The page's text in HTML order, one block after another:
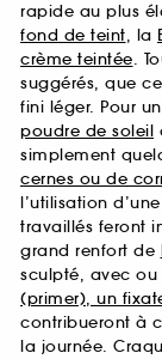
rapide au plus
fond de teint, la
crème teintée.
suggérés, que
fini léger. Pour
poudre de soleil
simplement
cernes ou de
l’utilisation d’une
travaillés feront
grand renfort de
sculpté, avec ou
(primer), un
contribueront à
la journée.